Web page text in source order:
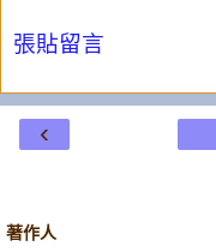
張貼留言
‹
著作人